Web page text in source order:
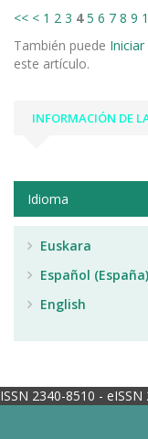
<< < 1 2 3 4 5 6 7 8 9
También puede
este artículo.
INFORMACIÓN DE
Idioma
Euskara
Español (España)
English
ISSN 2340-8510 -